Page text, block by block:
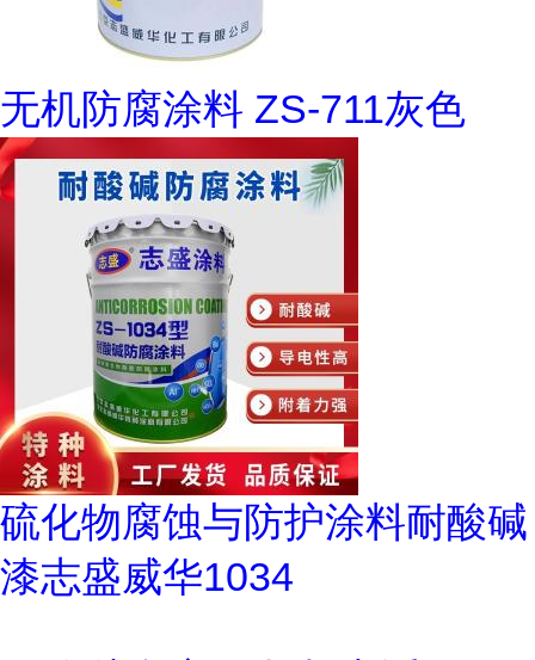
无机防腐涂料 ZS-711灰色
硫化物腐蚀与防护涂料耐酸碱
漆志盛威华1034